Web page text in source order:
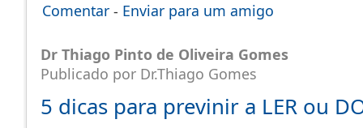
Comentar - Enviar para um amigo
Dr Thiago Pinto de Oliveira Gomes
Publicado por Dr.Thiago Gomes
5 dicas para previnir a LER ou